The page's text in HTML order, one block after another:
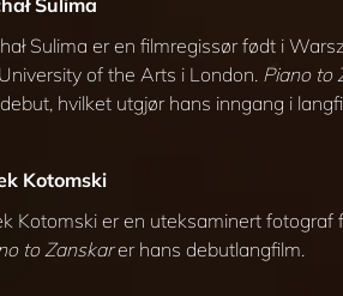
Sulima
Sulima er en filmregissør født i
of the Arts i London. Piano to
hvilket utgjør hans inngang i
Kotomski
Kotomski er en uteksaminert
to Zanskarer hans debutlangfilm.